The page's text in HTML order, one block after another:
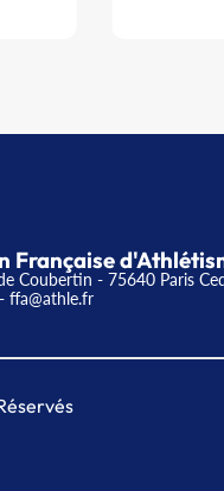
Française
Coubertin - 75640 Paris
- ffa@athle.fr